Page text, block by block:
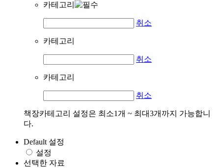
카테고리
취소
카테고리
취소
카테고리
취소
책장카테고리 설정은 최소1개 ~ 최대3개까지 가능합니
다.
Default 설정
설정
선택한 자료